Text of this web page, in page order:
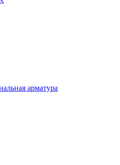
арматура